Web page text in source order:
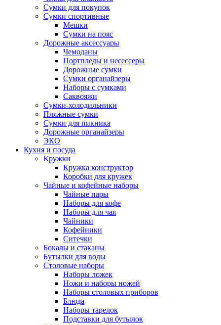
Сумки для покупок
Сумки спортивные
Мешки
Сумки на пояс
Дорожные аксессуары
Чемоданы
Портпледы и несессеры
Дорожные сумки
Сумки органайзеры
Наборы с сумками
Саквояжи
Сумки-холодильники
Пляжные сумки
Сумки для пикника
Дорожные органайзеры
ЭКО
Кухня и посуда
Кружки
Кружка конструктор
Коробки для кружек
Чайные и кофейные наборы
Чайные пары
Наборы для кофе
Наборы для чая
Чайники
Кофейники
Ситечки
Бокалы и стаканы
Бутылки для воды
Столовые наборы
Наборы ложек
Ножи и наборы ножей
Наборы столовых приборов
Блюда
Наборы тарелок
Подставки для бутылок